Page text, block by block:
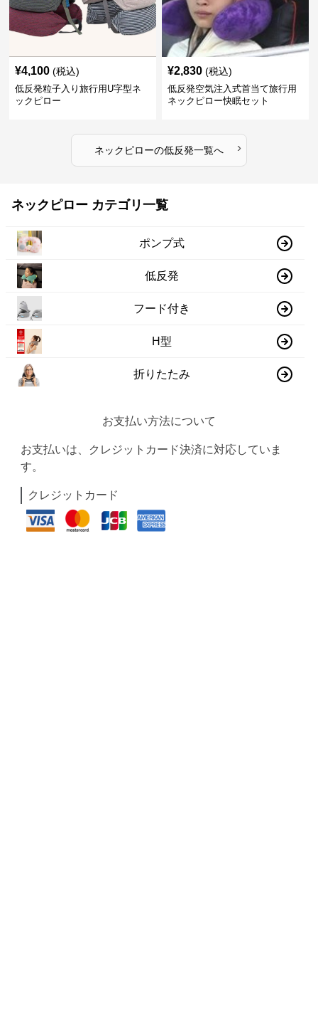
¥4,100 (税込)
低反発粒子入り旅行用U字型ネ
ックピロー
¥2,830 (税込)
低反発空気注入式首当て旅行用
ネックピロー快眠セット
ネックピローの低反発一覧へ ›
ネックピロー カテゴリ一覧
ポンプ式
低反発
フード付き
H型
折りたたみ
お支払い方法について
お支払いは、クレジットカード決済に対応していま
す。
クレジットカード